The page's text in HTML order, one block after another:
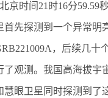
京时间21时16分59.59
首先探测到一个异常明
，后续几十
了观测。我国高海拔宇
慧眼卫星同时探测到了